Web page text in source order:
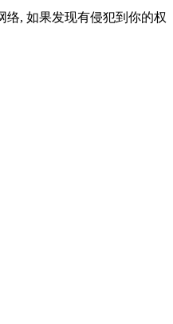
络, 如果发现有侵犯到你的权